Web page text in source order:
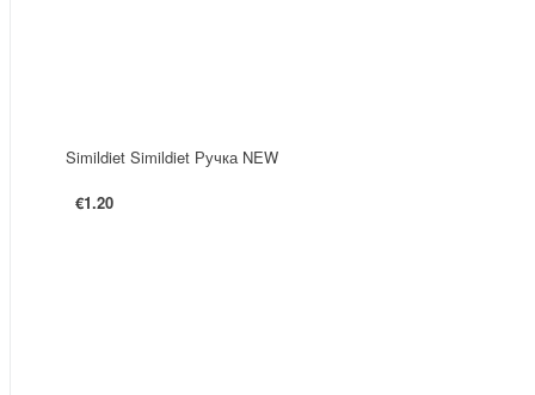
Simildiet Simildiet Ручка NEW
€1.20